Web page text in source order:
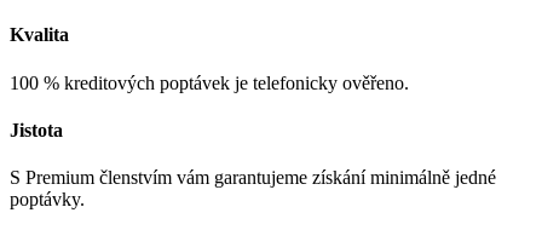
Kvalita
100 % kreditových poptávek je telefonicky ověřeno.
Jistota
S Premium členstvím vám garantujeme získání minimálně jedné
poptávky.